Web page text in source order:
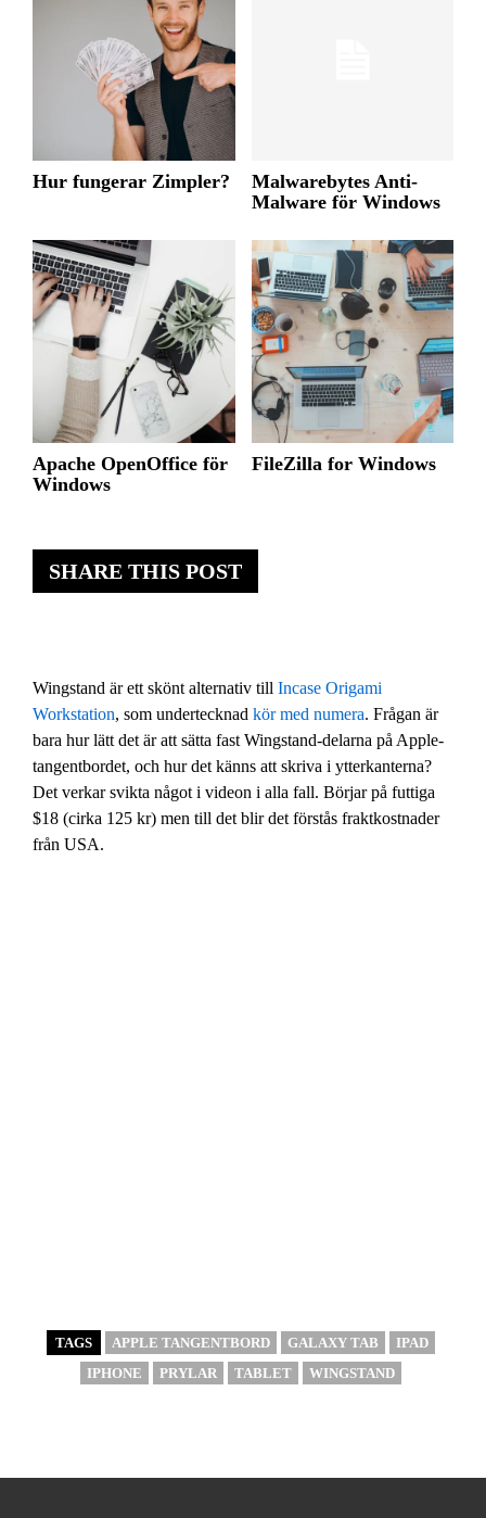
SHARE THIS POST
Wingstand är ett skönt alternativ till Incase Origami
Workstation, som undertecknad kör med numera. Frågan är
bara hur lätt det är att sätta fast Wingstand-delarna på Apple-
tangentbordet, och hur det känns att skriva i ytterkanterna?
Det verkar svikta något i videon i alla fall. Börjar på futtiga
$18 (cirka 125 kr) men till det blir det förstås fraktkostnader
från USA.
TAGS APPLE TANGENTBORD GALAXY TAB
IPAD
IPHONE
PRYLAR TABLET WINGSTAND
Hur fungerar Zimpler?
Malwarebytes Anti-
Malware för Windows
Apache OpenOffice för
Windows
FileZilla for Windows